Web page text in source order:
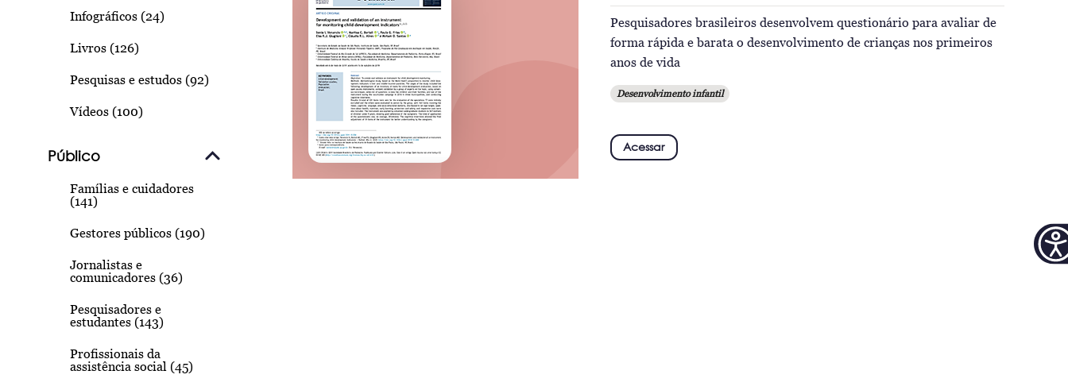
Infográficos (24)
Livros (126)
Pesquisas e estudos (92)
Vídeos (100)
Público
Famílias e cuidadores
(141)
Gestores públicos (190)
Jornalistas e
comunicadores (36)
Pesquisadores e
estudantes (143)
Profissionais da
assistência social (45)
Pesquisadores brasileiros desenvolvem questionário para avaliar de
forma rápida e barata o desenvolvimento de crianças nos primeiros
anos de vida
Desenvolvimento infantil
Acessar